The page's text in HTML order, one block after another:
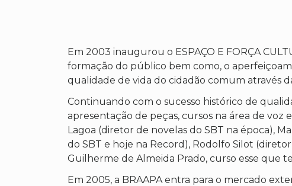
Em 2003 inaugurou o ESPAÇO E FORÇA
formação do público bem como, o
qualidade de vida do cidadão comum através
Continuando com o sucesso histórico de
apresentação de peças, cursos na área de
Lagoa (diretor de novelas do SBT na época),
do SBT e hoje na Record), Rodolfo Silot
Guilherme de Almeida Prado, curso esse que
Em 2005, a BRAAPA entra para o mercado